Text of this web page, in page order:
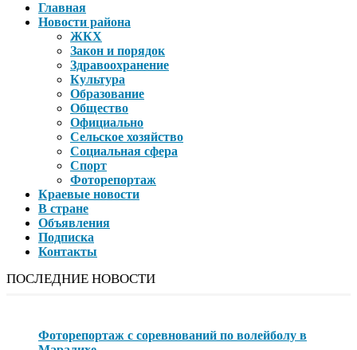
Главная
Новости района
ЖКХ
Закон и порядок
Здравоохранение
Культура
Образование
Общество
Официально
Сельское хозяйство
Социальная сфера
Спорт
Фоторепортаж
Краевые новости
В стране
Объявления
Подписка
Контакты
ПОСЛЕДНИЕ НОВОСТИ
Фоторепортаж с соревнований по волейболу в